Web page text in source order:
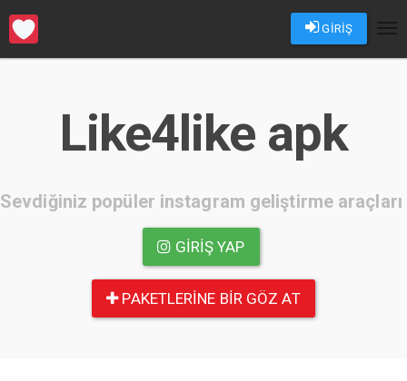
GİRİŞ
Like4like apk
Sevdiğiniz popüler instagram geliştirme araçları
GIRIŞ YAP
PAKETLERINE BIR GÖZ AT